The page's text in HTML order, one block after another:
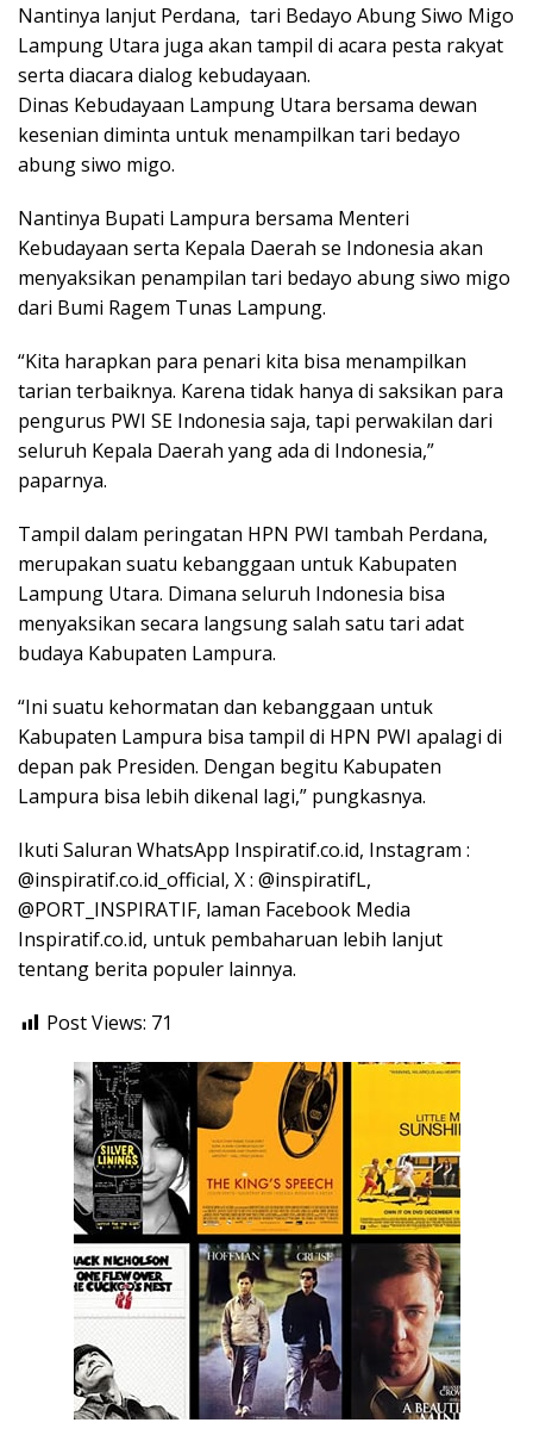
Nantinya lanjut Perdana, tari Bedayo Abung Siwo Migo
Lampung Utara juga akan tampil di acara pesta rakyat
serta diacara dialog kebudayaan.
Dinas Kebudayaan Lampung Utara bersama dewan
kesenian diminta untuk menampilkan tari bedayo
abung siwo migo.
Nantinya Bupati Lampura bersama Menteri
Kebudayaan serta Kepala Daerah se Indonesia akan
menyaksikan penampilan tari bedayo abung siwo migo
dari Bumi Ragem Tunas Lampung.
“Kita harapkan para penari kita bisa menampilkan
tarian terbaiknya. Karena tidak hanya di saksikan para
pengurus PWI SE Indonesia saja, tapi perwakilan dari
seluruh Kepala Daerah yang ada di Indonesia,”
paparnya.
Tampil dalam peringatan HPN PWI tambah Perdana,
merupakan suatu kebanggaan untuk Kabupaten
Lampung Utara. Dimana seluruh Indonesia bisa
menyaksikan secara langsung salah satu tari adat
budaya Kabupaten Lampura.
“Ini suatu kehormatan dan kebanggaan untuk
Kabupaten Lampura bisa tampil di HPN PWI apalagi di
depan pak Presiden. Dengan begitu Kabupaten
Lampura bisa lebih dikenal lagi,” pungkasnya.
Ikuti Saluran WhatsApp Inspiratif.co.id, Instagram :
@inspiratif.co.id_official, X : @inspiratifL,
@PORT_INSPIRATIF, laman Facebook Media
Inspiratif.co.id, untuk pembaharuan lebih lanjut
tentang berita populer lainnya.
Post Views: 71